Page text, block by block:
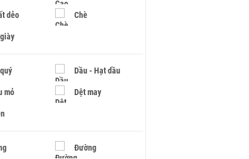
dẻo Chè
Dầu - Hạt dầu
mỏ Dệt may
Đường